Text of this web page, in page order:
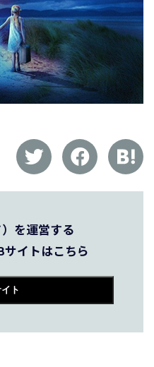
を運営する
サイトはこちら
ト